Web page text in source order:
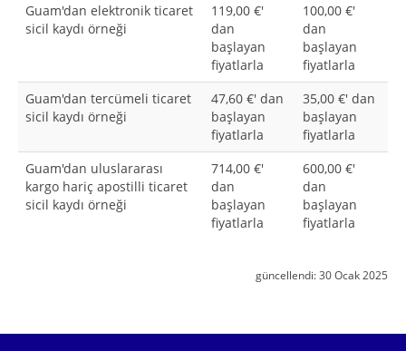
Guam'dan elektronik ticaret
sicil kaydı örneği
119,00 €'
dan
başlayan
fiyatlarla
100,00 €'
dan
başlayan
fiyatlarla
Guam'dan tercümeli ticaret
sicil kaydı örneği
47,60 €' dan
başlayan
fiyatlarla
35,00 €' dan
başlayan
fiyatlarla
Guam'dan uluslararası
kargo hariç apostilli ticaret
sicil kaydı örneği
714,00 €'
dan
başlayan
fiyatlarla
600,00 €'
dan
başlayan
fiyatlarla
güncellendi:30 Ocak 2025